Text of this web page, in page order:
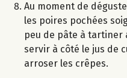
Au moment de
les poires pochées
peu de pâte à tartiner
servir à côté le jus de
arroser les crêpes.